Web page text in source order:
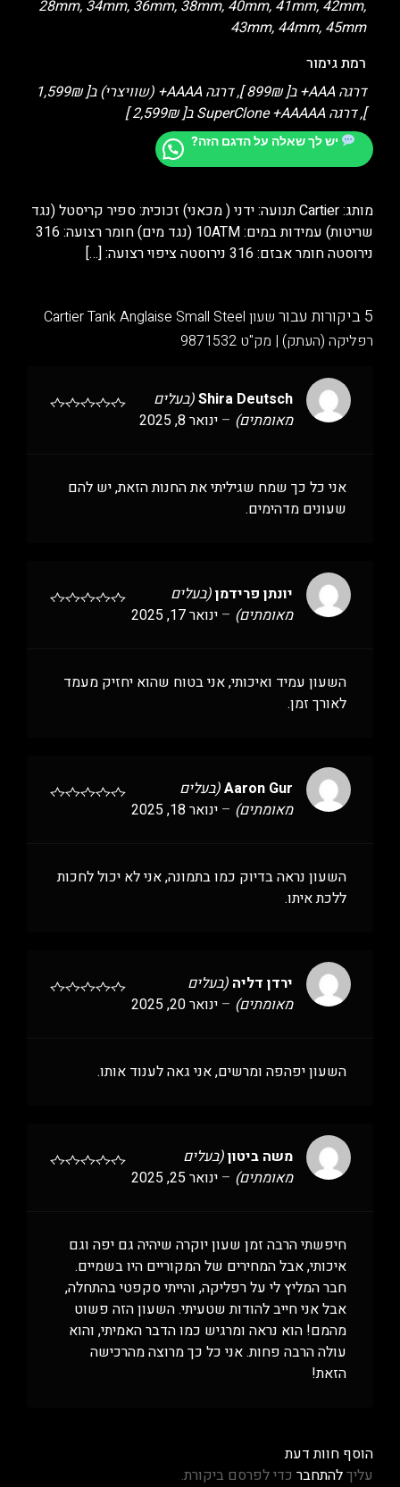
28mm, 34mm, 36mm, 38mm, 40mm, 41mm, 42mm,
43mm, 44mm, 45mm
רמת גימור
דרגה AAA+ ב[ 899₪ ], דרגה AAAA+ (שוויצרי) ב[ 1,599₪
], דרגה SuperClone +AAAAA ב[ 2,599₪ ]
יש לך שאלה על הדגם הזה?
מותג: Cartier תנועה: ידני ( מכאני) זכוכית: ספיר קריסטל (נגד
שריטות) עמידות במים: 10ATM (נגד מים) חומר רצועה: 316
נירוסטה חומר אבזם: 316 נירוסטה ציפוי רצועה:
[…]
5 ביקורות עבור
שעון Cartier Tank Anglaise Small Steel
רפליקה (העתק) | מק"ט 9871532
Shira Deutsch(בעלים
מאומתים) – ינואר 8, 2025
אני כל כך שמח שגיליתי את החנות הזאת, יש להם
שעונים מדהימים.
יונתן פרידמן(בעלים
מאומתים) – ינואר 17, 2025
השעון עמיד ואיכותי, אני בטוח שהוא יחזיק מעמד
לאורך זמן.
Aaron Gur(בעלים
מאומתים) – ינואר 18, 2025
השעון נראה בדיוק כמו בתמונה, אני לא יכול לחכות
ללכת איתו.
ירדן דליה (בעלים
מאומתים) – ינואר 20, 2025
השעון יפהפה ומרשים, אני גאה לענוד אותו.
משה ביטון(בעלים
מאומתים) – ינואר 25, 2025
חיפשתי הרבה זמן שעון יוקרה שיהיה גם יפה וגם
איכותי, אבל המחירים של המקוריים היו בשמיים.
חבר המליץ לי על רפליקה, והייתי סקפטי בהתחלה,
אבל אני חייב להודות שטעיתי. השעון הזה פשוט
מהמם! הוא נראה ומרגיש כמו הדבר האמיתי, והוא
עולה הרבה פחות. אני כל כך מרוצה מהרכישה
הזאת!
הוסף חוות דעת
עליךלהתחבר כדי לפרסם ביקורת.